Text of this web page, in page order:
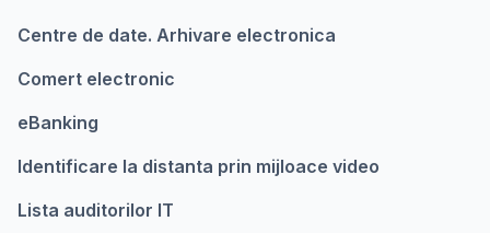
Centre de date. Arhivare electronica
Comert electronic
eBanking
Identificare la distanta prin mijloace video
Lista auditorilor IT